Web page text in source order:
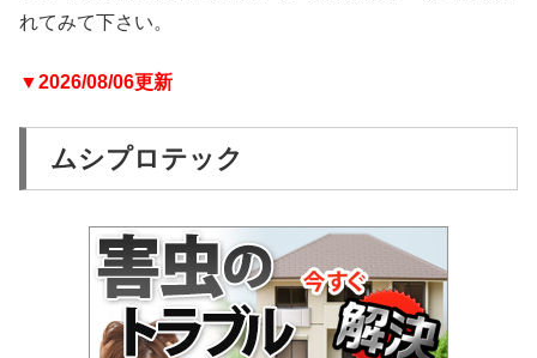
れてみて下さい。
▼2026/08/06更新
ムシプロテック